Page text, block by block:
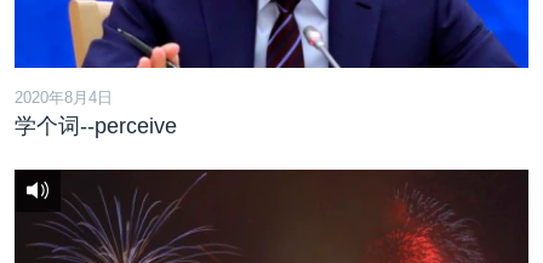
GEN Z 看美国
2020年8月4日
学个词--perceive